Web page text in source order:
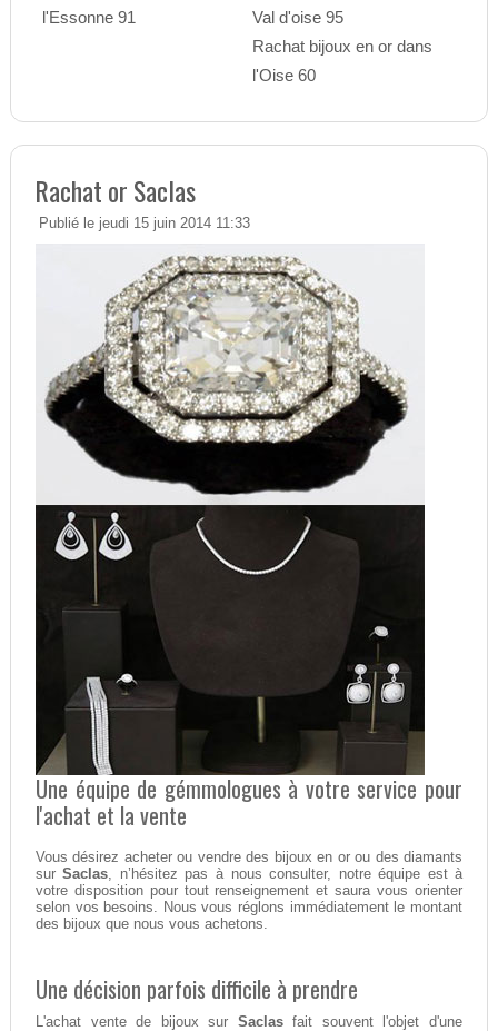
l'Essonne 91
Val d'oise 95
Rachat bijoux en or dans
l'Oise 60
Rachat or Saclas
Publié le jeudi 15 juin 2014 11:33
Une équipe de gémmologues à votre service pour
l'achat et la vente
Vous désirez acheter ou vendre des bijoux en or ou des diamants
surSaclas, n’hésitez pas à nous consulter, notre équipe est à
votre disposition pour tout renseignement et saura vous orienter
selon vos besoins. Nous vous réglons immédiatement le montant
des bijoux que nous vous achetons.
Une décision parfois difficile à prendre
L'achat vente de bijoux sur Saclasfait souvent l'objet d'une